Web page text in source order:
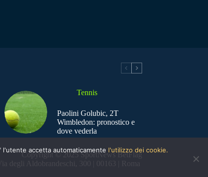
Tennis
Paolini Golubic, 2T
Wimbledon: pronostico e
dove vederla
Copyright © 2025 SportNews BetFlag
degli Aldobrandeschi, 300 | 00163 | Roma
accetta automaticamente l'utilizzo dei cookie.